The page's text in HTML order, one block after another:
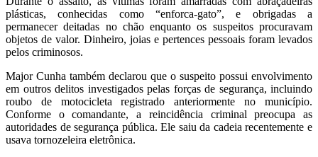
plásticas, conhecidas como “enforca-gato”, e obrigadas a
permanecer deitadas no chão enquanto os suspeitos procuravam
objetos de valor. Dinheiro, joias e pertences pessoais foram levados
pelos criminosos.
Major Cunha também declarou que o suspeito possui envolvimento
em outros delitos investigados pelas forças de segurança, incluindo
roubo de motocicleta registrado anteriormente no município.
Conforme o comandante, a reincidência criminal preocupa as
autoridades de segurança pública. Ele saiu da cadeia recentemente e
usava tornozeleira eletrônica.